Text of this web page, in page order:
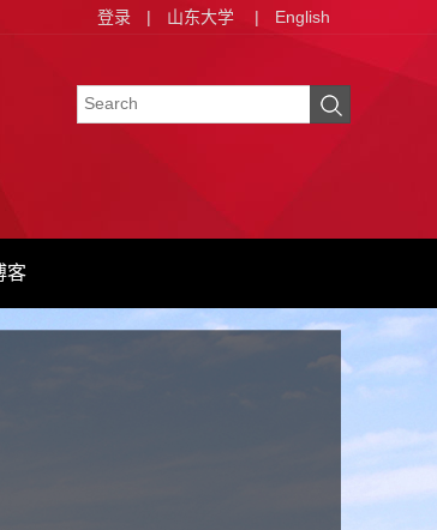
登录 | 山东大学 | English
客